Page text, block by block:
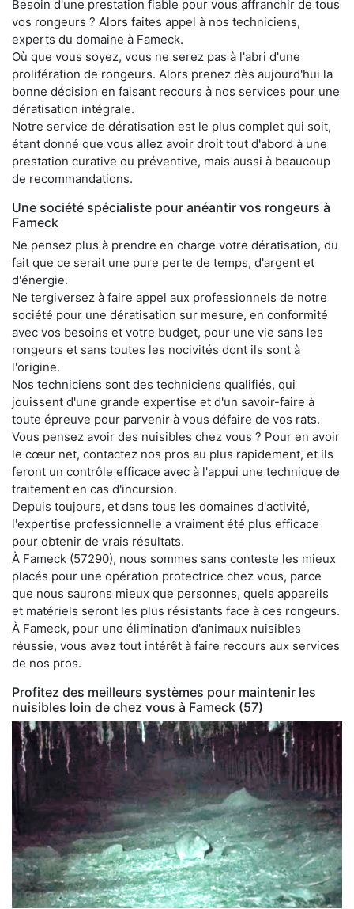
Besoin d'une prestation fiable pour vous affranchir de tous
vos rongeurs ? Alors faites appel à nos techniciens,
experts du domaine à Fameck.
Où que vous soyez, vous ne serez pas à l'abri d'une
prolifération de rongeurs. Alors prenez dès aujourd'hui la
bonne décision en faisant recours à nos services pour une
dératisation intégrale.
Notre service de dératisation est le plus complet qui soit,
étant donné que vous allez avoir droit tout d'abord à une
prestation curative ou préventive, mais aussi à beaucoup
de recommandations.
Une société spécialiste pour anéantir vos rongeurs à
Fameck
Ne pensez plus à prendre en charge votre dératisation, du
fait que ce serait une pure perte de temps, d'argent et
d'énergie.
Ne tergiversez à faire appel aux professionnels de notre
société pour une dératisation sur mesure, en conformité
avec vos besoins et votre budget, pour une vie sans les
rongeurs et sans toutes les nocivités dont ils sont à
l'origine.
Nos techniciens sont des techniciens qualifiés, qui
jouissent d'une grande expertise et d'un savoir-faire à
toute épreuve pour parvenir à vous défaire de vos rats.
Vous pensez avoir des nuisibles chez vous ? Pour en avoir
le cœur net, contactez nos pros au plus rapidement, et ils
feront un contrôle efficace avec à l'appui une technique de
traitement en cas d'incursion.
Depuis toujours, et dans tous les domaines d'activité,
l'expertise professionnelle a vraiment été plus efficace
pour obtenir de vrais résultats.
À Fameck (57290), nous sommes sans conteste les mieux
placés pour une opération protectrice chez vous, parce
que nous saurons mieux que personnes, quels appareils
et matériels seront les plus résistants face à ces rongeurs.
À Fameck, pour une élimination d'animaux nuisibles
réussie, vous avez tout intérêt à faire recours aux services
de nos pros.
Profitez des meilleurs systèmes pour maintenir les
nuisibles loin de chez vous à Fameck (57)